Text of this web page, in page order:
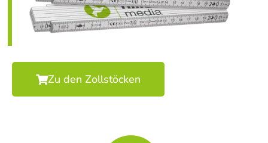
Zu den Zollstöcken